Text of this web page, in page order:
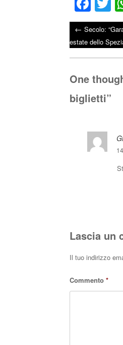
ce
bo
okr
Post
← Secolo:
estate dello
One
biglietti”
Lascia un
Il tuo indirizzo
Commento *